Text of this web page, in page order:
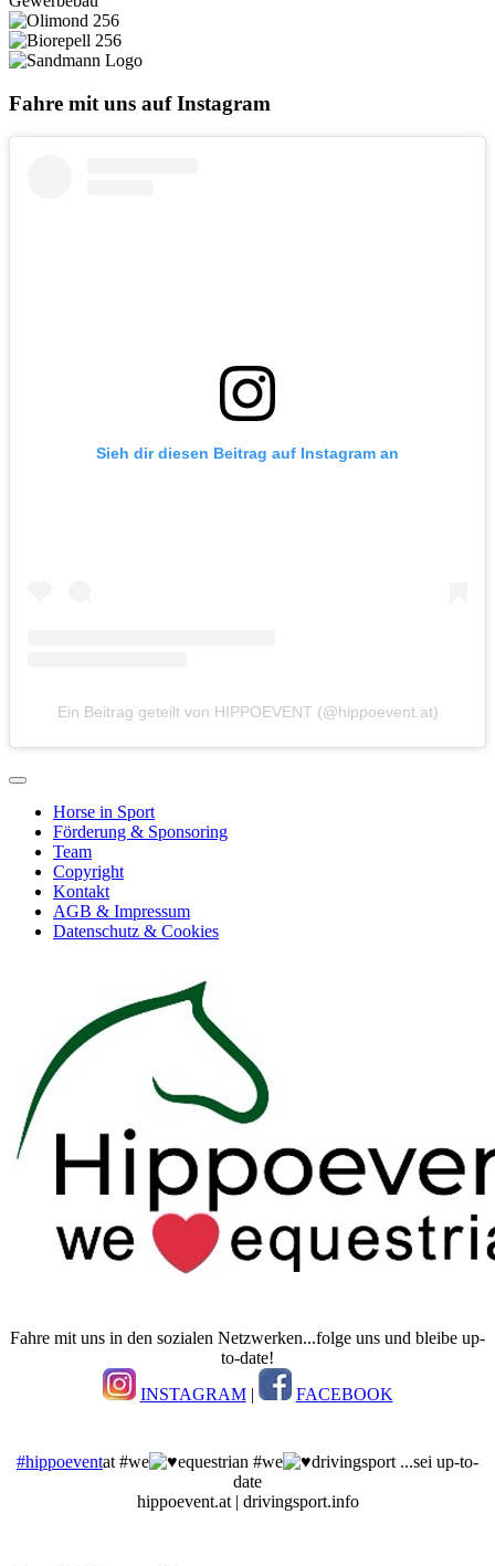
Fahre mit uns auf Instagram
Sieh dir diesen Beitrag auf Instagram an
Ein Beitrag geteilt von HIPPOEVENT (@hippoevent.at)
Horse in Sport
Förderung & Sponsoring
Team
Copyright
Kontakt
AGB & Impressum
Datenschutz & Cookies
Fahre mit uns in den sozialen Netzwerken...folge uns und bleibe up-
to-date!
INSTAGRAM| FACEBOOK
#hippoeventat #we equestrian #we
drivingsport ...sei up-to-
date
hippoevent.at | drivingsport.info